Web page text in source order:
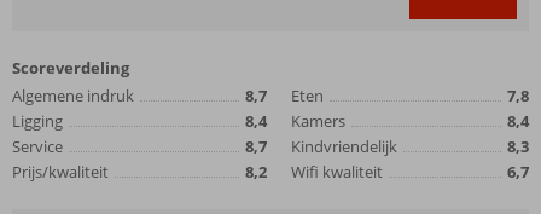
Scoreverdeling
Algemene indruk
8,7
Ligging
8,4
Service
8,7
Prijs/kwaliteit
8,2
Eten
7,8
Kamers
8,4
Kindvriendelijk
8,3
Wifi kwaliteit
6,7